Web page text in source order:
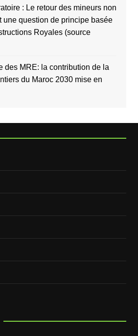
: Le retour des mineurs non
une question de principe basée
Royales (source
des MRE: la contribution de la
du Maroc 2030 mise en